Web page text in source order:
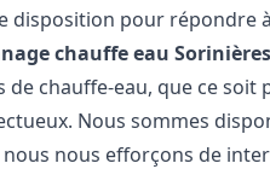
disposition pour répondre
chauffe eau Sorinières
de chauffe-eau, que ce
Nous sommes
nous efforçons de